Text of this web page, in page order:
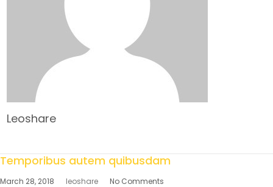
Leoshare
Temporibus autem quibusdam
March 28, 2018 leoshare No Comments